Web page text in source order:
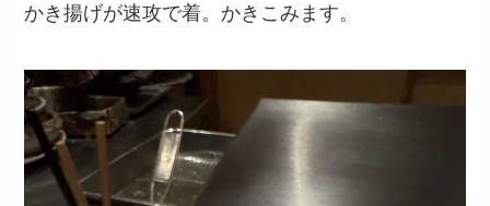
かき揚げが速攻で着。かきこみます。